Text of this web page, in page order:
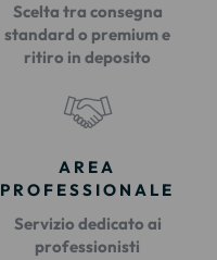
Scelta tra consegna
standard o premium e
ritiro in deposito
AREA
PROFESSIONALE
Servizio dedicato ai
professionisti